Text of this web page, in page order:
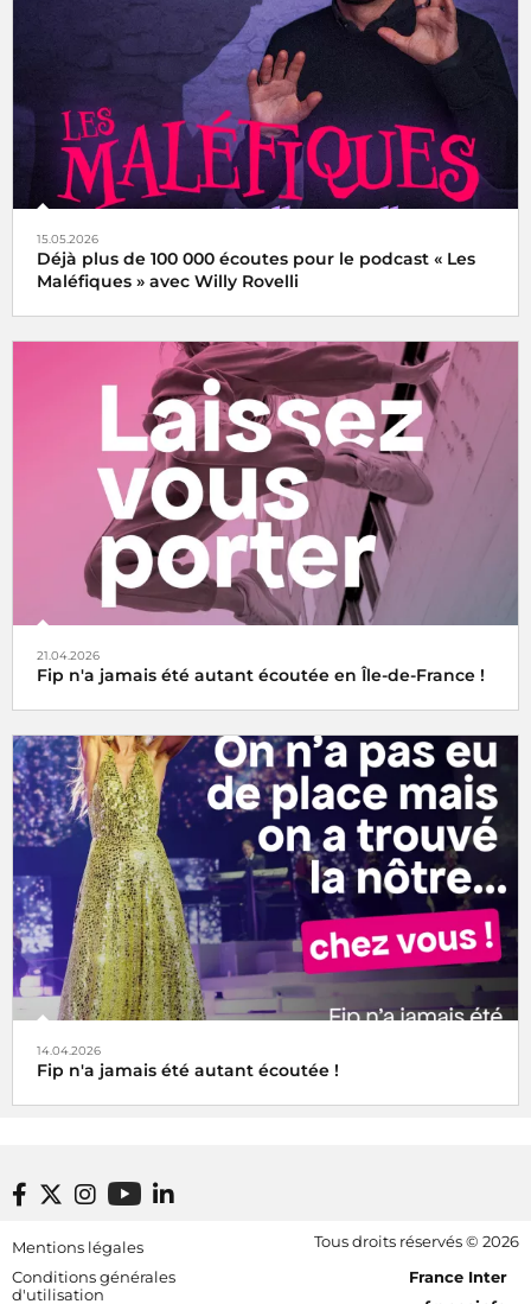
15.05.2026
Déjà plus de 100 000 écoutes pour le podcast « Les
Maléfiques » avec Willy Rovelli
21.04.2026
Fip n'a jamais été autant écoutée en Île-de-France !
14.04.2026
Fip n'a jamais été autant écoutée !
Footer bottom
Mentions légales
Conditions générales
d'utilisation
Tous droits réservés © 2026
[RDF] Pied de page - Mobile
France Inter